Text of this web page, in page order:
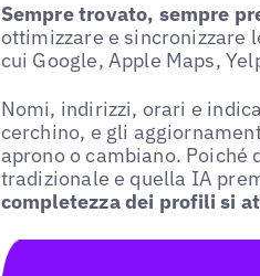
Sempre trovato, sempre
ottimizzare e sincronizzare
cui Google, Apple Maps,
Nomi, indirizzi, orari e
cerchino, e gli
aprono o cambiano.
tradizionale e quella IA
completezza dei profili si